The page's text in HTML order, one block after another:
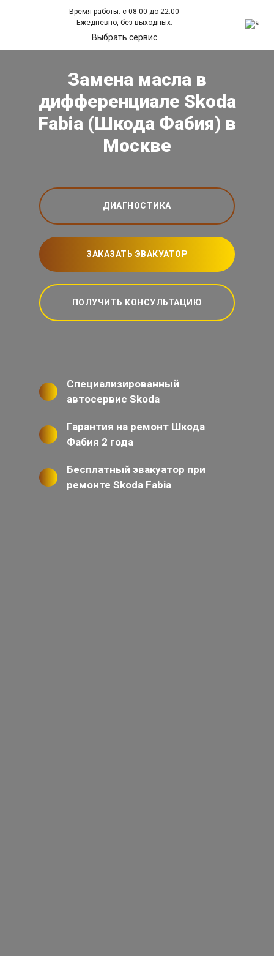
Время работы: с 08:00 до 22:00
Ежедневно, без выходных.
Выбрать сервис
Замена масла в
дифференциале Skoda
Fabia (Шкода Фабия) в
Москве
ДИАГНОСТИКА
ЗАКАЗАТЬ ЭВАКУАТОР
ПОЛУЧИТЬ КОНСУЛЬТАЦИЮ
Специализированный
автосервис Skoda
Гарантия на ремонт Шкода
Фабия 2 года
Бесплатный эвакуатор при
ремонте Skoda Fabia